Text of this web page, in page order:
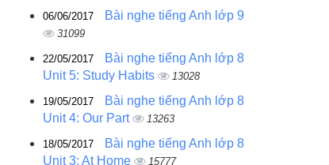
06/06/2017 Bài nghe tiếng Anh lớp 9
31099
22/05/2017
Bài nghe tiếng Anh lớp 8
Unit 5: Study Habits
13028
19/05/2017
Bài nghe tiếng Anh lớp 8
Unit 4: Our Part
13263
18/05/2017
Bài nghe tiếng Anh lớp 8
Unit 3: At Home
15777